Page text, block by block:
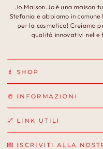
Jo.Maison.Jo è una maison
Stefania e abbiamo in
per la cosmetica! Creiamo
qualità innovativi nelle
💄 SHOP
📒 INFORMAZIONI
🔗 LINK UTILI
💌 ISCRIVITI ALLA